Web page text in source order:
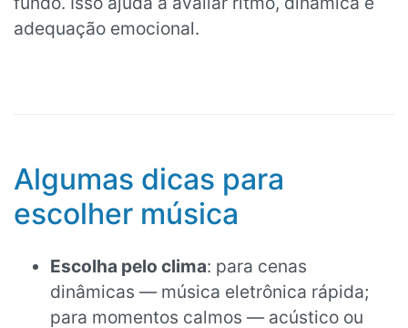
adequação emocional.
Algumas dicas para
escolher música
Escolha pelo clima: para cenas
dinâmicas — música eletrônica rápida;
para momentos calmos — acústico ou